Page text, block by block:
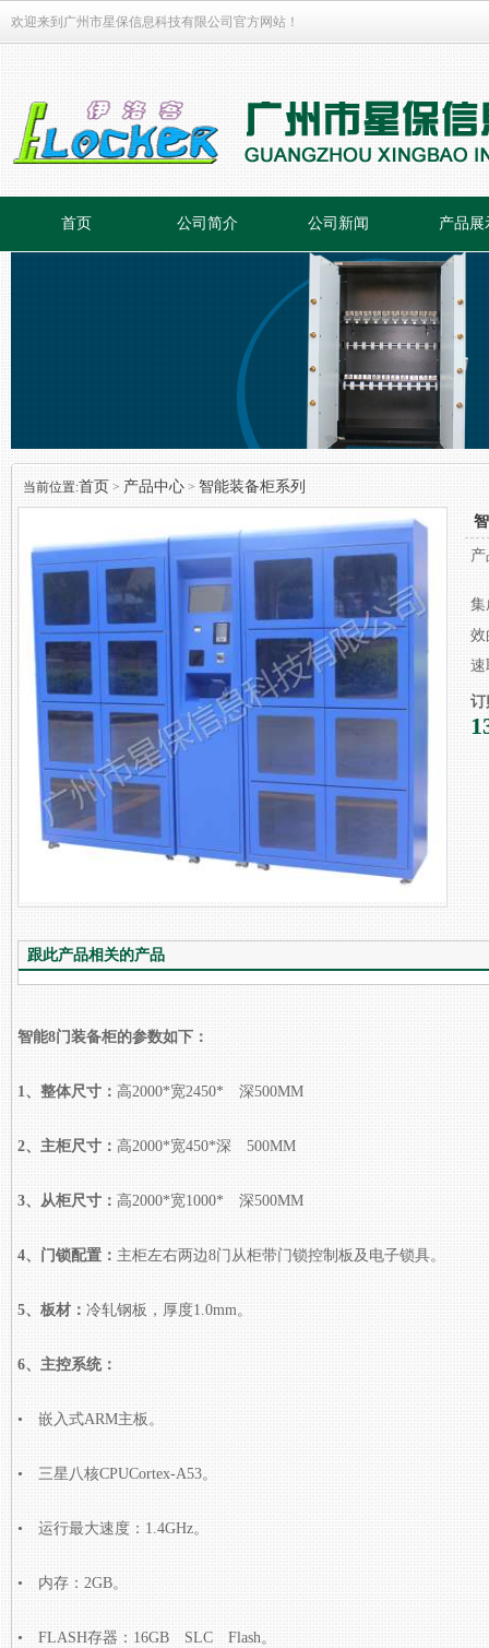
欢迎来到广州市星保信息科技有限公司官方网站！
首页 公司简介 公司新闻 产品展
当前位置:首页 > 产品中心 > 智能装备柜系列
集
效
速
订
跟此产品相关的产品
智能8门装备柜的参数如下：
1、整体尺寸： 高2000*宽2450* 深500MM
2、主柜尺寸： 高2000*宽450*深 500MM
3、从柜尺寸： 高2000*宽1000* 深500MM
4、门锁配置： 主柜左右两边8门从柜带门锁控制板及电子锁具。
5、板材： 冷轧钢板，厚度1.0mm。
6、主控系统：
• 嵌入式ARM主板。
• 三星八核CPUCortex-A53。
• 运行最大速度：1.4GHz。
• 内存：2GB。
• FLASH存器：16GB SLC Flash。